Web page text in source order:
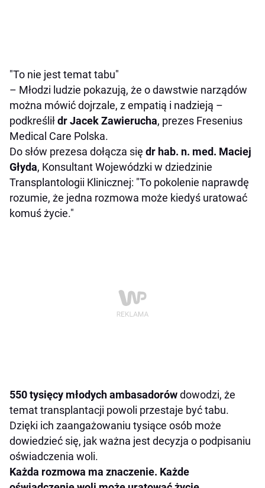
"To nie jest temat tabu"
– Młodzi ludzie pokazują, że o dawstwie narządów
można mówić dojrzale, z empatią i nadzieją –
podkreśliłdr Jacek Zawierucha, prezes Fresenius
Medical Care Polska.
Do słów prezesa dołącza się dr hab. n. med. Maciej
Głyda, Konsultant Wojewódzki w dziedzinie
Transplantologii Klinicznej: "To pokolenie naprawdę
rozumie, że jedna rozmowa może kiedyś uratować
komuś życie."
550 tysięcy młodych ambasadorówdowodzi, że
temat transplantacji powoli przestaje być tabu.
Dzięki ich zaangażowaniu tysiące osób może
dowiedzieć się, jak ważna jest decyzja o podpisaniu
oświadczenia woli.
Każda rozmowa ma znaczenie. Każde